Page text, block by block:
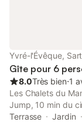
Yvré-l'Évêque,
Gîte pour 6
8.0Très bien⋅1
Les Chalets du
Jump, 10 min du
situated in
Terrasse Jardin